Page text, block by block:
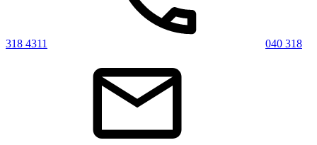
318 4311 040 318